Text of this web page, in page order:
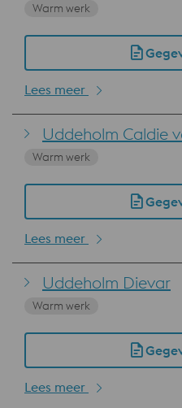
Warm werk
Lees meer
Uddeholm Caldie
Warm werk
Lees meer
Uddeholm Dievar
Warm werk
Lees meer